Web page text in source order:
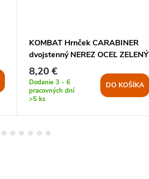
KOMBAT Hrnček CARABINER
dvojstenný NEREZ OCEĽ ZELENÝ
8,20 €
Dodanie 3 - 6
pracovných dní
>5 ks
DO KOŠÍKA